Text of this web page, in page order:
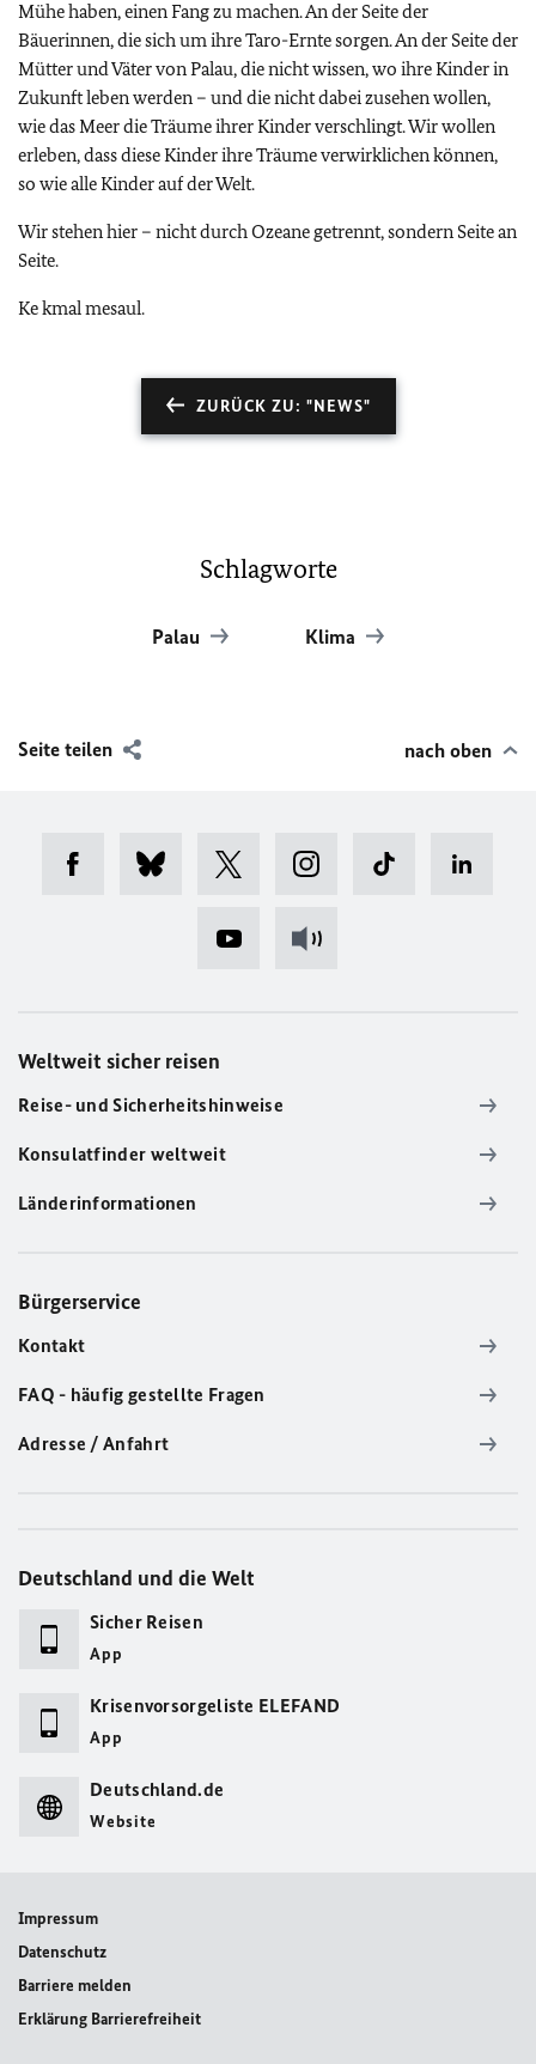
Mühe haben, einen Fang zu machen. An der Seite der
Bäuerinnen, die sich um ihre Taro-Ernte sorgen. An der Seite der
Mütter und Väter von Palau, die nicht wissen, wo ihre Kinder in
Zukunft leben werden – und die nicht dabei zusehen wollen,
wie das Meer die Träume ihrer Kinder verschlingt. Wir wollen
erleben, dass diese Kinder ihre Träume verwirklichen können,
so wie alle Kinder auf der Welt.
Wir stehen hier – nicht durch Ozeane getrennt, sondern Seite an
Seite.
Ke kmal mesaul.
ZURÜCK ZU: "NEWS"
Schlagworte
Palau Klima
Seite teilen nach oben
Weltweit sicher reisen
Reise- und Sicherheitshinweise
Konsulatfinder weltweit
Länderinformationen
Bürgerservice
Kontakt
FAQ - häufig gestellte Fragen
Adresse / Anfahrt
Deutschland und die Welt
Sicher Reisen
App
Krisenvorsorgeliste ELEFAND
App
Deutschland.de
Website
Impressum
Datenschutz
Barriere melden
Erklärung Barrierefreiheit